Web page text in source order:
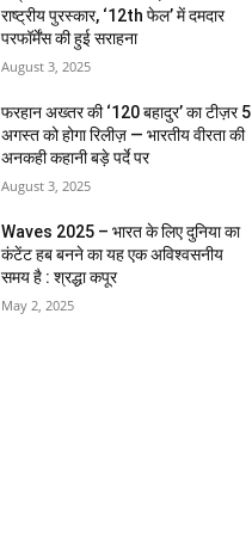
राष्ट्रीय पुरस्कार, ‘12th फेल’ में दमदार
परफॉर्मेंस की हुई सराहना
August 3, 2025
फरहान अख्तर की ‘120 बहादुर’ का टीज़र 5
अगस्त को होगा रिलीज़ — भारतीय वीरता की
अनकही कहानी बड़े पर्दे पर
August 3, 2025
Waves 2025 – भारत के लिए दुनिया का
कंटेंट हब बनने का यह एक अविश्वसनीय
समय है : श्रद्धा कपूर
May 2, 2025